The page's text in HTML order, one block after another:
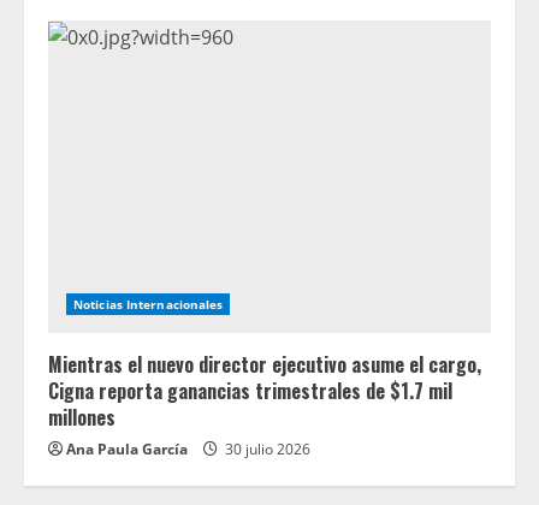
Noticias Internacionales
Mientras el nuevo director ejecutivo asume el cargo,
Cigna reporta ganancias trimestrales de $1.7 mil
millones
Ana Paula García 30 julio 2026